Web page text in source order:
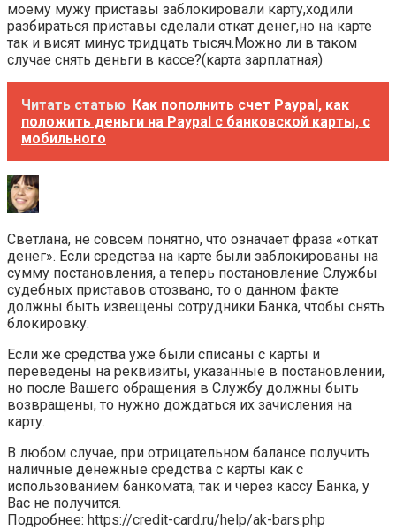
моему мужу приставы заблокировали карту,ходили
разбираться приставы сделали откат денег,но на карте
так и висят минус тридцать тысяч.Можно ли в таком
случае снять деньги в кассе?(карта зарплатная)
Читать статью Как пополнить счет Paypal, как
положить деньги на Paypal с банковской карты, с
мобильного
Светлана, не совсем понятно, что означает фраза «откат
денег». Если средства на карте были заблокированы на
сумму постановления, а теперь постановление Службы
судебных приставов отозвано, то о данном факте
должны быть извещены сотрудники Банка, чтобы снять
блокировку.
Если же средства уже были списаны с карты и
переведены на реквизиты, указанные в постановлении,
но после Вашего обращения в Службу должны быть
возвращены, то нужно дождаться их зачисления на
карту.
В любом случае, при отрицательном балансе получить
наличные денежные средства с карты как с
использованием банкомата, так и через кассу Банка, у
Вас не получится.
Подробнее: https://credit-card.ru/help/ak-bars.php